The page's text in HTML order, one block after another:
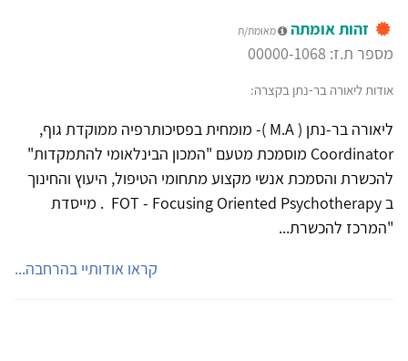
זהות אומתה מאומת/ת
מספר ת.ז: 00000-1068
אודות ליאורה בר-נתן בקצרה:
ליאורה בר-נתן ( M.A )- מומחית בפסיכותרפיה ממוקדת גוף,
Coordinator מוסמכת מטעם "המכון הבינלאומי להתמקדות"
להכשרת והסמכת אנשי מקצוע מתחומי הטיפול, היעוץ והחינוך
ב FOT - Focusing Oriented Psychotherapy . מייסדת
"המרכז להכשרת...
קראו אודותיי בהרחבה...